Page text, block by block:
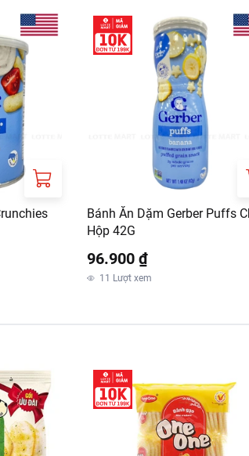
Bánh Ăn Dặm Gerber Puffs
Hộp 42G
96.900 ₫
11 Lượt xem